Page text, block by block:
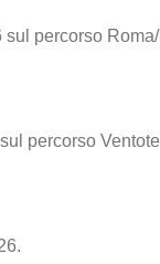
percorso
percorso